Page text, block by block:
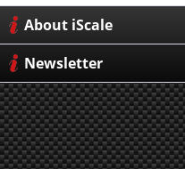
About iScale
Newsletter